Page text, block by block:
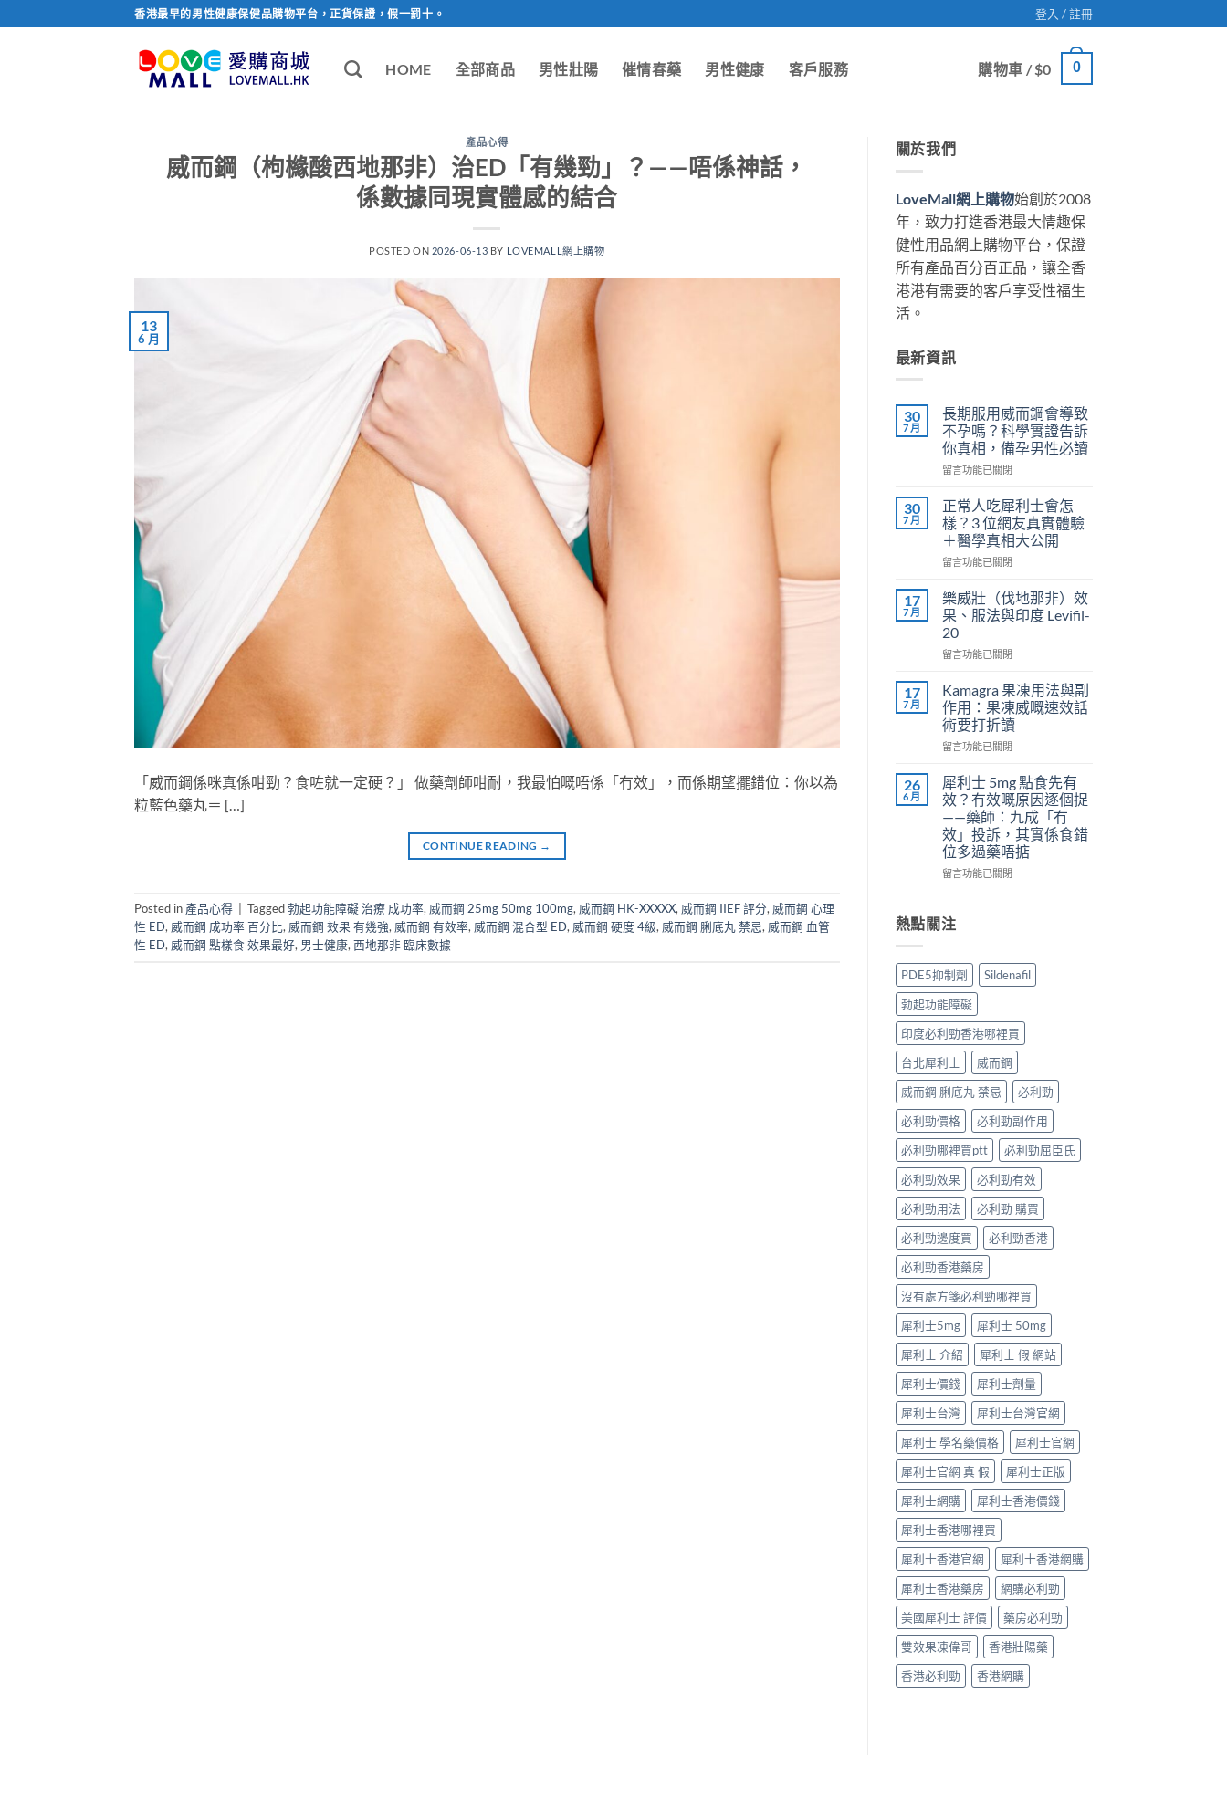
to
香港最早的男性健康保健品購物平台，正貨保證，假一罰十。 登入 / 註冊
HOME 全部商品 男性壯陽 催情春藥 男性健康 客戶服務 購物車 /$0 0
產品心得
威而鋼（枸櫞酸西地那非）治ED「有幾勁」？——唔係神話，
係數據同現實體感的結合
POSTED ON 2026-06-13 BY LOVEMALL網上購物
13
6 月
「威而鋼係咪真係咁勁？食咗就一定硬？」 做藥劑師咁耐，我最怕嘅唔係「冇效」，而係期望擺錯位：你以為
粒藍色藥丸＝ […]
CONTINUE READING →
Posted in 產品心得 Tagged勃起功能障礙 治療 成功率, 威而鋼 25mg 50mg 100mg, 威而鋼 HK-XXXXX, 威而鋼 IIEF 評分, 威而鋼 心理
性 ED, 威而鋼 成功率 百分比, 威而鋼 效果 有幾強, 威而鋼 有效率, 威而鋼 混合型 ED, 威而鋼 硬度 4級, 威而鋼 脷底丸 禁忌, 威而鋼 血管
性 ED, 威而鋼 點樣食 效果最好, 男士健康,西地那非 臨床數據
關於我們
LoveMall網上購物始創於2008
年，致力打造香港最大情趣保
健性用品網上購物平台，保證
所有產品百分百正品，讓全香
港港有需要的客戶享受性福生
活。
最新資訊
30
7 月
長期服用威而鋼會導致
不孕嗎？科學實證告訴
你真相，備孕男性必讀
在
期
服
用
威
而
會
導
致
不
孕
科
學
實
證
告
你
真
相，
備
孕
男
性
中
留言功能已關閉
30
7 月
正常人吃犀利士會怎
樣？3 位網友真實體驗
＋醫學真相大公開
在
常
人
吃
犀
利
會
怎
樣？
3
位
友
真
實
體
驗
＋
醫
相
大
開〉
中
留言功能已關閉
17
7 月
樂威壯（伐地那非）效
果、服法與印度 Levifil-
20
在
威
壯
（伐
地
那
效
果、
服
與
印
度
中
留言功能已關閉
17
7 月
Kamagra 果凍用法與副
作用：果凍威嘅速效話
術要打折讀
在
果
凍
用
法
與
副
作
凍
威
速
效
話
術
要
打
折
讀〉
中
留言功能已關閉
26
6 月
犀利士 5mg 點食先有
效？冇效嘅原因逐個捉
——藥師：九成「冇
效」投訴，其實係食錯
位多過藥唔掂
在
士
5mg
食
先
有
效？
冇
效
嘅
原
因
逐
個
捉
——
藥
師：
九
成
「冇
效」
投
訴，
其
實
係
食
錯
位
多
過
藥
唔
掂〉
中
留言功能已關閉
熱點關注
PDE5抑制劑
Sildenafil
勃起功能障礙
印度必利勁香港哪裡買
台北犀利士
威而鋼
威而鋼 脷底丸 禁忌
必利勁
必利勁價格
必利勁副作用
必利勁哪裡買ptt
必利勁屈臣氏
必利勁效果
必利勁有效
必利勁用法
必利勁 購買
必利勁邊度買
必利勁香港
必利勁香港藥房
沒有處方箋必利勁哪裡買
犀利士5mg
犀利士 50mg
犀利士 介紹
犀利士 假 網站
犀利士價錢
犀利士劑量
犀利士台灣
犀利士台灣官網
犀利士 學名藥價格
犀利士官網
犀利士官網 真 假
犀利士正版
犀利士網購
犀利士香港價錢
犀利士香港哪裡買
犀利士香港官網
犀利士香港網購
犀利士香港藥房
網購必利勁
美國犀利士 評價
藥房必利勁
雙效果凍偉哥
香港壯陽藥
香港必利勁
香港網購